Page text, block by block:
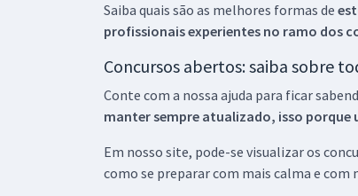
Saiba quais são as melhores formas de
profissionais experientes no ramo dos
Concursos abertos: saiba sobre
Conte com a nossa ajuda para ficar
manter sempre atualizado, isso porque
Em nosso site, pode-se visualizar os
como se preparar com mais calma e com